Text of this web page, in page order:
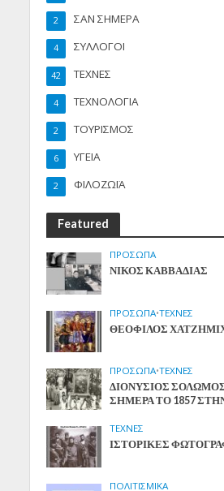
ΣΑΝ ΣΗΜΕΡΑ
2
ΣΥΛΛΟΓΟΙ
4
ΤΕΧΝΕΣ
42
ΤΕΧΝΟΛΟΓΙΑ
4
ΤΟΥΡΙΣΜΟΣ
2
ΥΓΕΙΑ
6
ΦΙΛΟΖΩΪΑ
2
Featured
ΠΡΟΣΩΠΑ
ΝΙΚΟΣ ΚΑΒΒΑΔΙΑΣ
ΠΡΟΣΩΠΑ•ΤΕΧΝΕΣ
ΘΕΟΦΙΛΟΣ
ΠΡΟΣΩΠΑ•ΤΕΧΝΕΣ
ΔΙΟΝΥΣΙΟΣ
ΣΗΜΕΡΑ ΤΟ 1857
ΤΕΧΝΕΣ
ΙΣΤΟΡΙΚΕΣ
ΠΟΛΙΤΙΣΜΙΚΑ